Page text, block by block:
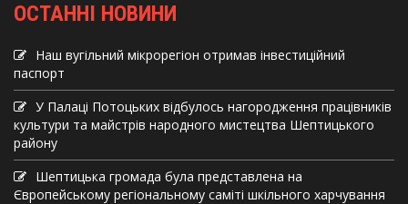
ОСТАННІ НОВИНИ
Наш вугільний мікрорегіон отримав інвеcтиційний
паспорт
У Палаці Потоцьких відбулось нагородження працівників
культури та майстрів народного мистецтва Шептицького
району
Шептицька громада була представлена на
Європейському регіональному саміті шкільного харчування